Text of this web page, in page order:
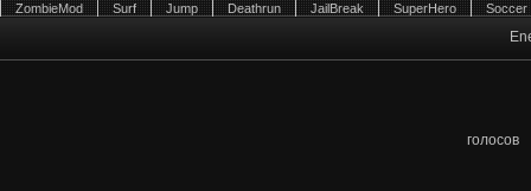
ZombieMod
Surf Jump Deathrun JailBreak SuperHero Soccer
голосов